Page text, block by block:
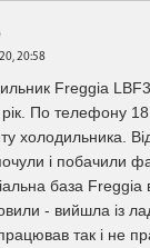
20:58
Freggia
рік. По телефону
холодильника.
і побачили
база Freggia
- вийшла із
так і не